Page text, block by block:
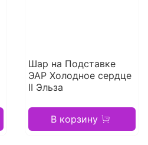
Шар на Подставке
ЭАР Холодное сердце
II Эльза
В корзину